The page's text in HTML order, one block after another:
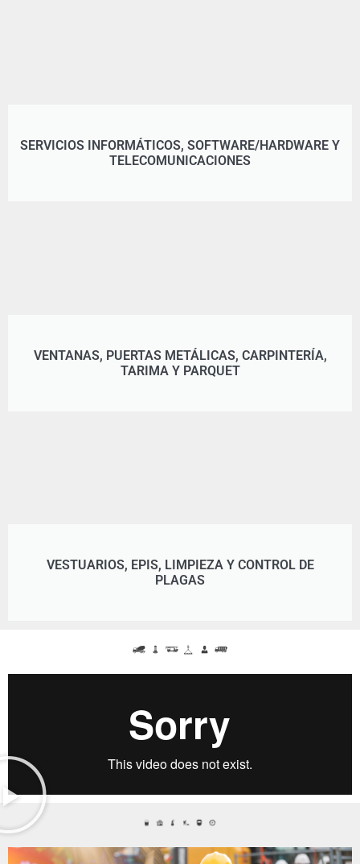
SERVICIOS INFORMÁTICOS, SOFTWARE/HARDWARE Y
TELECOMUNICACIONES
VENTANAS, PUERTAS METÁLICAS, CARPINTERÍA,
TARIMA Y PARQUET
VESTUARIOS, EPIS, LIMPIEZA Y CONTROL DE
PLAGAS